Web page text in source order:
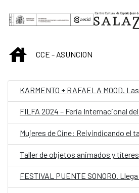
Saltar al contenido principal
INICIOCCE - ASUNCION
Taller de objetos animados y títeres